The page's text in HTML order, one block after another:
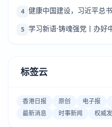
4 健康中国建设，习近平总
5 学习新语·铸魂强党丨办好
标签云
香港日报 原创 电子报
最新消息
时事新闻 权威